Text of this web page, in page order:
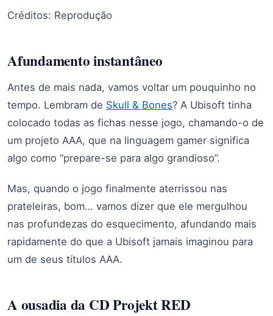
Créditos: Reprodução
Afundamento instantâneo
Antes de mais nada, vamos voltar um pouquinho no
tempo. Lembram de Skull & Bones? A Ubisoft tinha
colocado todas as fichas nesse jogo, chamando-o de
um projeto AAA, que na linguagem gamer significa
algo como “prepare-se para algo grandioso”.
Mas, quando o jogo finalmente aterrissou nas
prateleiras, bom… vamos dizer que ele mergulhou
nas profundezas do esquecimento, afundando mais
rapidamente do que a Ubisoft jamais imaginou para
um de seus títulos AAA.
A ousadia da CD Projekt RED